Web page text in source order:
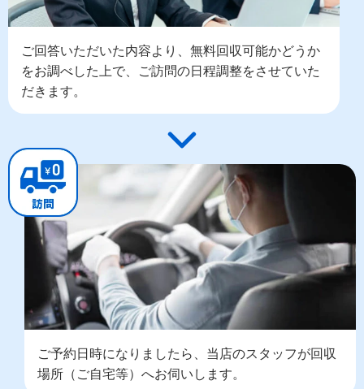
ご回答いただいた内容より、無料回収可能かどうか
をお調べした上で、ご訪問の日程調整をさせていた
だきます。
ご予約日時になりましたら、当店のスタッフが回収
場所（ご自宅等）へお伺いします。